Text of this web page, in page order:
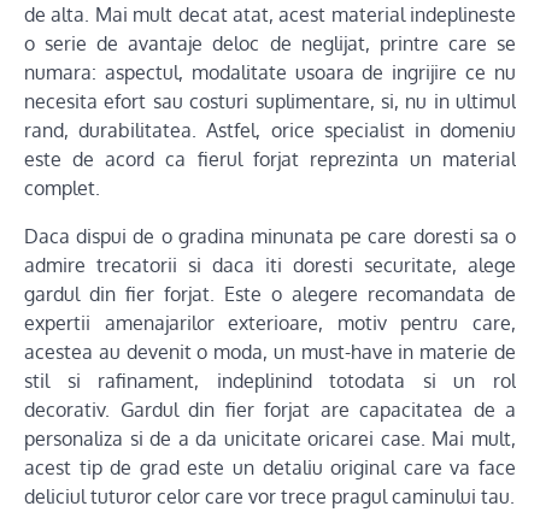
de alta. Mai mult decat atat, acest material indeplineste
o serie de avantaje deloc de neglijat, printre care se
numara: aspectul, modalitate usoara de ingrijire ce nu
necesita efort sau costuri suplimentare, si, nu in ultimul
rand, durabilitatea. Astfel, orice specialist in domeniu
este de acord ca fierul forjat reprezinta un material
complet.
Daca dispui de o gradina minunata pe care doresti sa o
admire trecatorii si daca iti doresti securitate, alege
gardul din fier forjat. Este o alegere recomandata de
expertii amenajarilor exterioare, motiv pentru care,
acestea au devenit o moda, un must-have in materie de
stil si rafinament, indeplinind totodata si un rol
decorativ. Gardul din fier forjat are capacitatea de a
personaliza si de a da unicitate oricarei case. Mai mult,
acest tip de grad este un detaliu original care va face
deliciul tuturor celor care vor trece pragul caminului tau.